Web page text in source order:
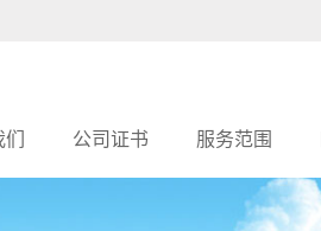
公司证书 服务范围